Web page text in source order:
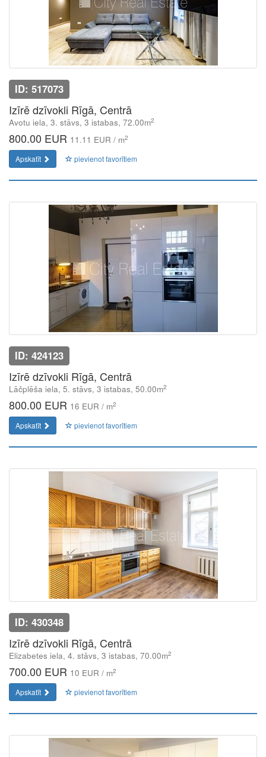
ID: 517073
Izīrē dzīvokli Rīgā, Centrā
Avotu iela, 3. stāvs, 3 istabas, 72.00m2
800.00 EUR 11.11 EUR / m2
Apskatīt pievienot favorītiem
ID: 424123
Izīrē dzīvokli Rīgā, Centrā
Lāčplēša iela, 5. stāvs, 3 istabas, 50.00m2
800.00 EUR 16 EUR / m2
Apskatīt pievienot favorītiem
ID: 430348
Izīrē dzīvokli Rīgā, Centrā
Elizabetes iela, 4. stāvs, 3 istabas, 70.00m2
700.00 EUR 10 EUR / m2
Apskatīt pievienot favorītiem